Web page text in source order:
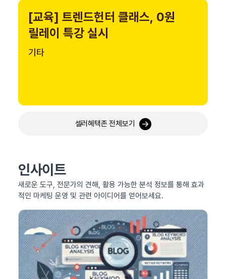
[교육] 트렌드헌터 클래스, 0원
릴레이 특강 실시
기타
셀러혜택존 전체보기
인사이트
새로운 도구, 전문가의 견해, 활용 가능한 분석 정보를 통해 효과
적인 마케팅 운영 및 관련 아이디어를 얻어보세요.